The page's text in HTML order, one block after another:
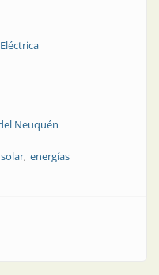
Neuquén
energías
parque de energía solar